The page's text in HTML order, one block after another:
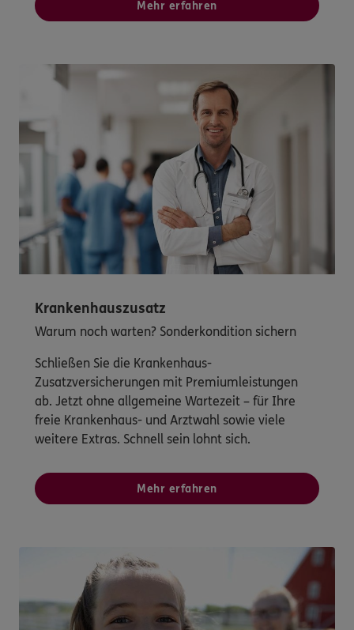
Mehr erfahren
Krankenhauszusatz
Warum noch warten? Sonderkondition sichern
Schließen Sie die Krankenhaus-
Zusatzversicherungen mit Premiumleistungen
ab. Jetzt ohne allgemeine Wartezeit – für Ihre
freie Krankenhaus- und Arztwahl sowie viele
weitere Extras. Schnell sein lohnt sich.
Mehr erfahren